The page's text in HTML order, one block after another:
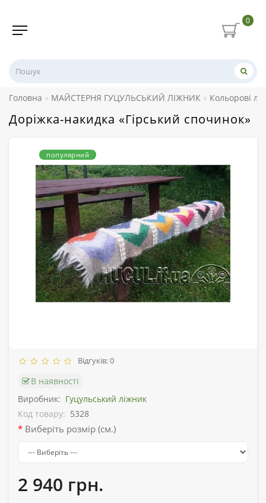
0
Головна МАЙСТЕРНЯ ГУЦУЛЬСЬКИЙ ЛІЖНИК Кольорові
Доріжка-накидка «Гірський спочинок»
популярний
Відгуків: 0
В наявності
Виробник: Гуцульський ліжник
Код товару: 5328
Виберіть розмір (см.)
2 940 грн.